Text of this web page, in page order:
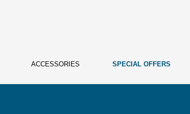
ACCESSORIES SPECIAL OFFERS